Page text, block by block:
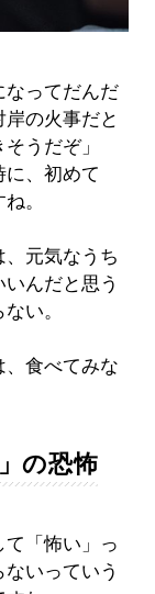
なってだんだ
の火事だと
うだぞ」
に、初めて
。
元気なうち
んだと思う
い。
食べてみな
の恐怖
「怖い」っ
いっていう